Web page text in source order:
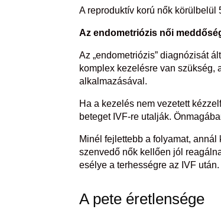
A reproduktív korú nők
Az endometriózis női
Az „endometriózis” diagnózisát
komplex kezelésre van
alkalmazásával.
Ha a kezelés nem vezetett
beteget IVF-re utalják.
Minél fejlettebb a folyamat,
szenvedő nők kellően jól
esélye a terhességre az IVF után.
A pete éretlensége